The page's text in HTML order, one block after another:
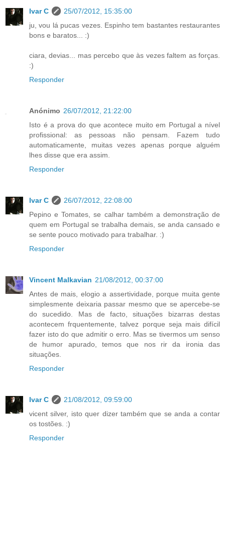
Ivar C
25/07/2012, 15:35:00
ju, vou lá pucas vezes. Espinho tem bastantes restaurantes
bons e baratos... :)
ciara, devias... mas percebo que às vezes faltem as forças.
:)
Responder
Anónimo 26/07/2012, 21:22:00
Isto é a prova do que acontece muito em Portugal a nível
profissional: as pessoas não pensam. Fazem tudo
automaticamente, muitas vezes apenas porque alguém
lhes disse que era assim.
Responder
Ivar C
26/07/2012, 22:08:00
Pepino e Tomates, se calhar também a demonstração de
quem em Portugal se trabalha demais, se anda cansado e
se sente pouco motivado para trabalhar. :)
Responder
Vincent Malkavian 21/08/2012, 00:37:00
Antes de mais, elogio a assertividade, porque muita gente
simplesmente deixaria passar mesmo que se apercebe-se
do sucedido. Mas de facto, situações bizarras destas
acontecem frquentemente, talvez porque seja mais difícil
fazer isto do que admitir o erro. Mas se tivermos um senso
de humor apurado, temos que nos rir da ironia das
situações.
Responder
Ivar C
21/08/2012, 09:59:00
vicent silver, isto quer dizer também que se anda a contar
os tostões. :)
Responder